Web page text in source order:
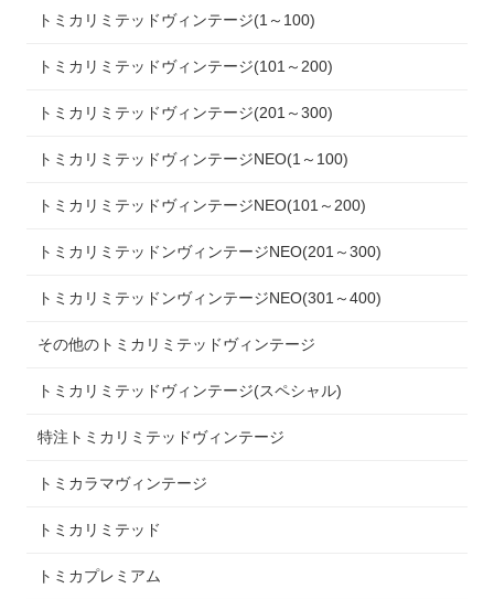
トミカリミテッドヴィンテージ(1～100)
トミカリミテッドヴィンテージ(101～200)
トミカリミテッドヴィンテージ(201～300)
トミカリミテッドヴィンテージNEO(1～100)
トミカリミテッドヴィンテージNEO(101～200)
トミカリミテッドンヴィンテージNEO(201～300)
トミカリミテッドンヴィンテージNEO(301～400)
その他のトミカリミテッドヴィンテージ
トミカリミテッドヴィンテージ(スペシャル)
特注トミカリミテッドヴィンテージ
トミカラマヴィンテージ
トミカリミテッド
トミカプレミアム